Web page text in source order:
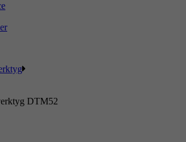
DTM52